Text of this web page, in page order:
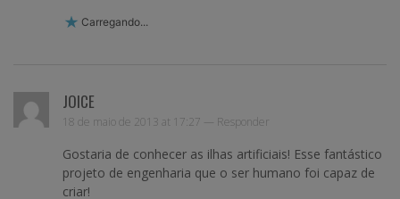
Carregando...
JOICE
18 de maio de 2013 at 17:27 — Responder
Gostaria de conhecer as ilhas artificiais! Esse fantástico
projeto de engenharia que o ser humano foi capaz de
criar!